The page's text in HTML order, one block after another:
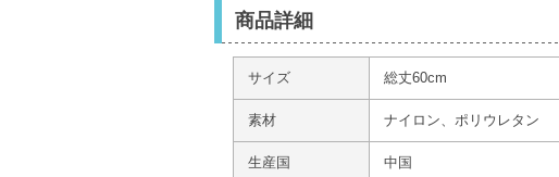
商品詳細
サイズ 総丈60cm
素材 ナイロン、ポリウレタン
生産国 中国